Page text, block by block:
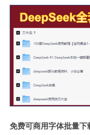
免费可商用字体批量下